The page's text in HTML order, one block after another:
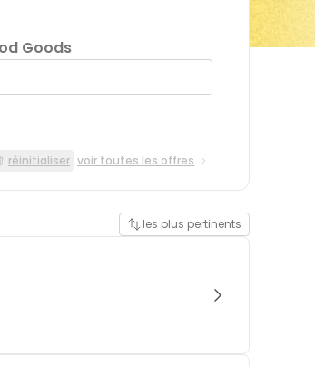
Goods
réinitialiser voir toutes les offres
les plus pertinents